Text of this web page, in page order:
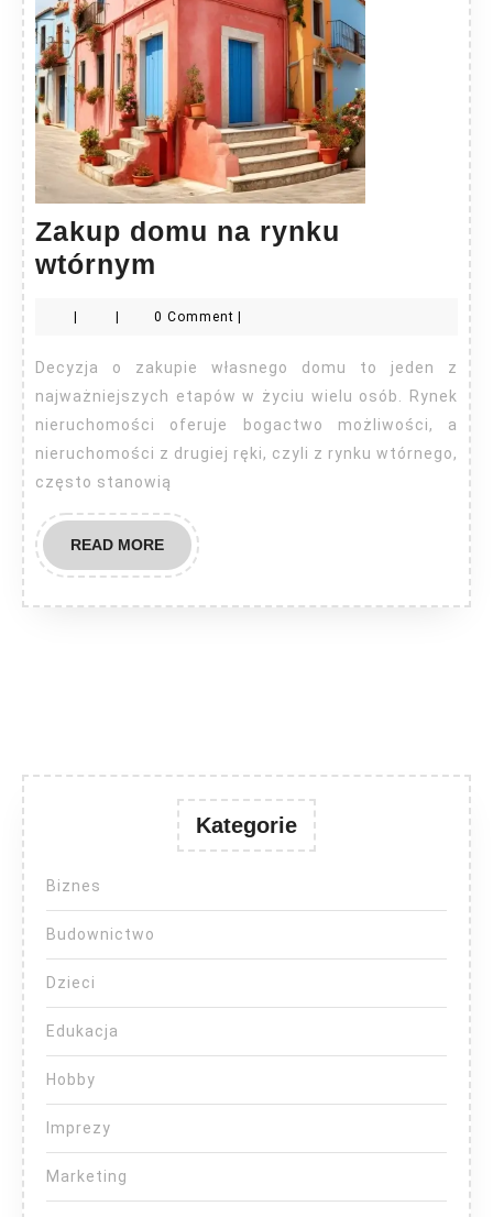
Zakup domu na rynku
wtórnym
na
rynku
wtórnym
0 Comment
Decyzja o zakupie własnego domu to jeden z
najważniejszych etapów w życiu wielu osób. Rynek
nieruchomości oferuje bogactwo możliwości, a
nieruchomości z drugiej ręki, czyli z rynku wtórnego,
często stanowią
READ MOREREAD
MORE
Kategorie
Biznes
Budownictwo
Dzieci
Edukacja
Hobby
Imprezy
Marketing